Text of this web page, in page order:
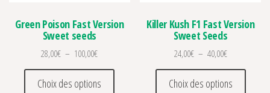
Green Poison Fast Version
Sweet seeds
28,00€ – 100,00€Plage de prix : 28,00€ à 100,00€
Choix des options
Ce produit a plusieurs variations. Les
Killer Kush F1 Fast Version
Sweet Seeds
24,00€ – 40,00€Plage de prix
Choix des options
Ce